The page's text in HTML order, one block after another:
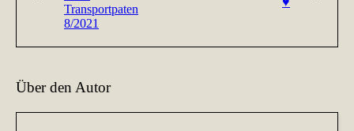
Transportpaten
8/2021
Über den Autor